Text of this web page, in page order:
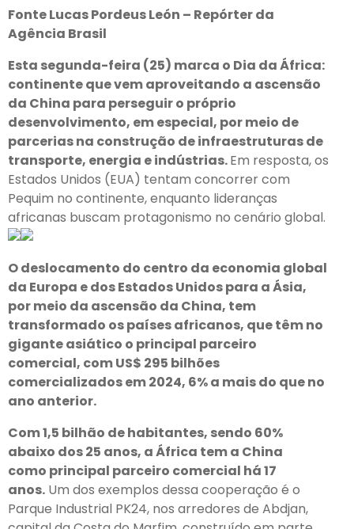
Fonte Lucas Pordeus León – Repórter da
Agência Brasil
Esta segunda-feira (25) marca o Dia da África:
continente que vem aproveitando a ascensão
da China para perseguir o próprio
desenvolvimento, em especial, por meio de
parcerias na construção de infraestruturas de
transporte, energia e indústrias.Em resposta, os
Estados Unidos (EUA) tentam concorrer com
Pequim no continente, enquanto lideranças
africanas buscam protagonismo no cenário global.
O deslocamento do centro da economia global
da Europa e dos Estados Unidos para a Ásia,
por meio da ascensão da China, tem
transformado os países africanos, que têm no
gigante asiático o principal parceiro
comercial, com US$ 295 bilhões
comercializados em 2024, 6% a mais do que no
ano anterior.
Com 1,5 bilhão de habitantes, sendo 60%
abaixo dos 25 anos, a África tem a China
como principal parceiro comercial há 17
anos. Um dos exemplos dessa cooperação é o
Parque Industrial PK24, nos arredores de Abdjan,